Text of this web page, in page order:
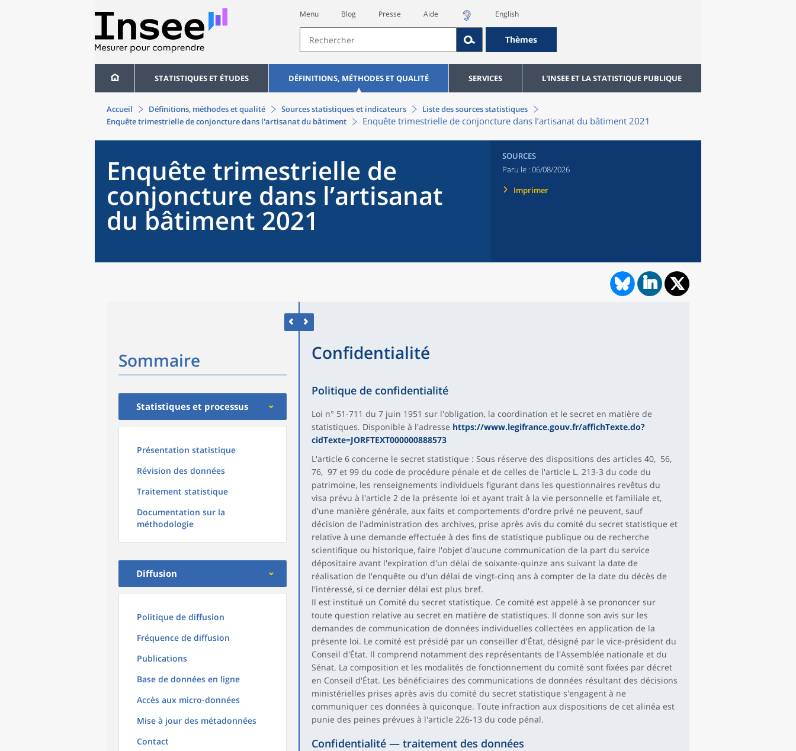
Menu Blog Presse Aide English
Thèmes
STATISTIQUES ET ÉTUDES DÉFINITIONS, MÉTHODES ET QUALITÉ SERVICES L'INSEE ET LA STATISTIQUE PUBLIQUE
Accueil Définitions, méthodes et qualité Sources statistiques et indicateurs
Liste des sources statistiques
Enquête trimestrielle de conjoncture dans l'artisanat du bâtiment
Enquête trimestrielle de conjoncture dans l’artisanat du bâtiment 2021
Enquête trimestrielle de
conjoncture dans l’artisanat
du bâtiment 2021
SOURCES
Paru le : 06/08/2026
Imprimer
Sommaire
Statistiques et processus
Présentation statistique
Révision des données
Traitement statistique
Documentation sur la
méthodologie
Diffusion
Politique de diffusion
Fréquence de diffusion
Publications
Base de données en ligne
Accès aux micro-données
Mise à jour des métadonnées
Contact
Confidentialité
Politique de confidentialité
Loi n° 51-711 du 7 juin 1951 sur l'obligation, la coordination et le secret en matière de
statistiques. Disponible à l'adresse https://www.legifrance.gouv.fr/affichTexte.do?
cidTexte=JORFTEXT000000888573
L'article 6 concerne le secret statistique : Sous réserve des dispositions des articles 40, 56,
76, 97 et 99 du code de procédure pénale et de celles de l'article L. 213-3 du code du
patrimoine, les renseignements individuels figurant dans les questionnaires revêtus du
visa prévu à l'article 2 de la présente loi et ayant trait à la vie personnelle et familiale et,
d'une manière générale, aux faits et comportements d'ordre privé ne peuvent, sauf
décision de l'administration des archives, prise après avis du comité du secret statistique et
relative à une demande effectuée à des fins de statistique publique ou de recherche
scientifique ou historique, faire l'objet d'aucune communication de la part du service
dépositaire avant l'expiration d'un délai de soixante-quinze ans suivant la date de
réalisation de l'enquête ou d'un délai de vingt-cinq ans à compter de la date du décès de
l'intéressé, si ce dernier délai est plus bref.
Il est institué un Comité du secret statistique. Ce comité est appelé à se prononcer sur
toute question relative au secret en matière de statistiques. Il donne son avis sur les
demandes de communication de données individuelles collectées en application de la
présente loi. Le comité est présidé par un conseiller d'État, désigné par le vice-président du
Conseil d'État. Il comprend notamment des représentants de l'Assemblée nationale et du
Sénat. La composition et les modalités de fonctionnement du comité sont fixées par décret
en Conseil d'État. Les bénéficiaires des communications de données résultant des décisions
ministérielles prises après avis du comité du secret statistique s'engagent à ne
communiquer ces données à quiconque. Toute infraction aux dispositions de cet alinéa est
punie des peines prévues à l'article 226-13 du code pénal.
Confidentialité — traitement des données